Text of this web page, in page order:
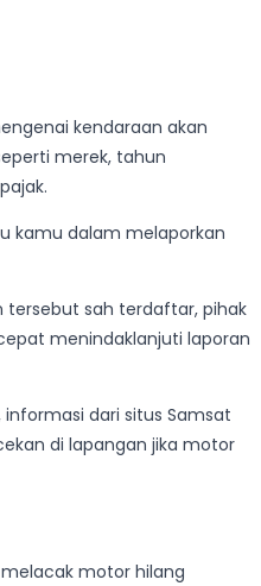
kendaraan akan
merek, tahun
kamu dalam melaporkan
tersebut sah terdaftar, pihak
menindaklanjuti laporan
dari situs Samsat
di lapangan jika motor
motor hilang